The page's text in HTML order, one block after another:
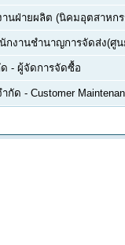
นฝ่ายผลิต (นิคมอุตสาหก
กงานชำนาญการจัดส่ง(ศู
- ผู้จัดการจัดซื้อ
กัด - Customer